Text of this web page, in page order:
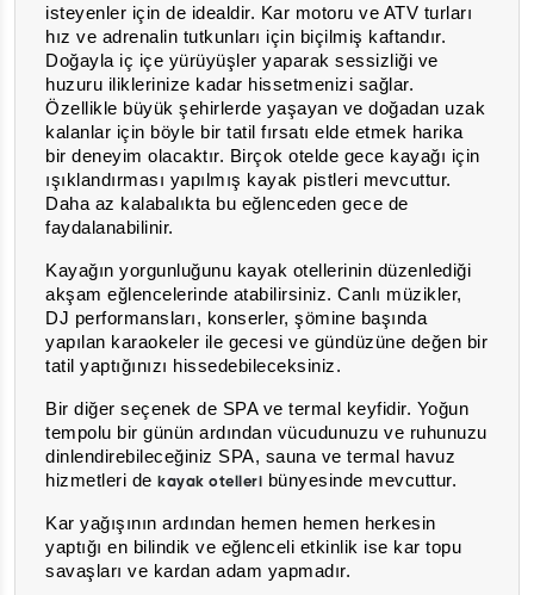
isteyenler için de idealdir. Kar motoru ve ATV turları
hız ve adrenalin tutkunları için biçilmiş kaftandır.
Doğayla iç içe yürüyüşler yaparak sessizliği ve
huzuru iliklerinize kadar hissetmenizi sağlar.
Özellikle büyük şehirlerde yaşayan ve doğadan uzak
kalanlar için böyle bir tatil fırsatı elde etmek harika
bir deneyim olacaktır. Birçok otelde gece kayağı için
ışıklandırması yapılmış kayak pistleri mevcuttur.
Daha az kalabalıkta bu eğlenceden gece de
faydalanabilinir.
Kayağın yorgunluğunu kayak otellerinin düzenlediği
akşam eğlencelerinde atabilirsiniz. Canlı müzikler,
DJ performansları, konserler, şömine başında
yapılan karaokeler ile gecesi ve gündüzüne değen bir
tatil yaptığınızı hissedebileceksiniz.
Bir diğer seçenek de SPA ve termal keyfidir. Yoğun
tempolu bir günün ardından vücudunuzu ve ruhunuzu
dinlendirebileceğiniz SPA, sauna ve termal havuz
hizmetleri de kayak otelleri bünyesinde mevcuttur.
Kar yağışının ardından hemen hemen herkesin
yaptığı en bilindik ve eğlenceli etkinlik ise kar topu
savaşları ve kardan adam yapmadır.